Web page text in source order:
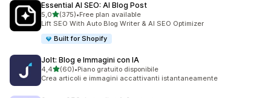
Essential AI SEO: AI Blog Post
5,0stelle su 5
(375)
375 recensioni totali
•Free plan available
Lift SEO With Auto Blog Writer & AI SEO Optimizer
Built for Shopify
Jolt: Blog e Immagini con IA
4,4stelle su 5
(60)
60 recensioni totali
•Piano gratuito disponibile
Crea articoli e immagini accattivanti istantaneamente